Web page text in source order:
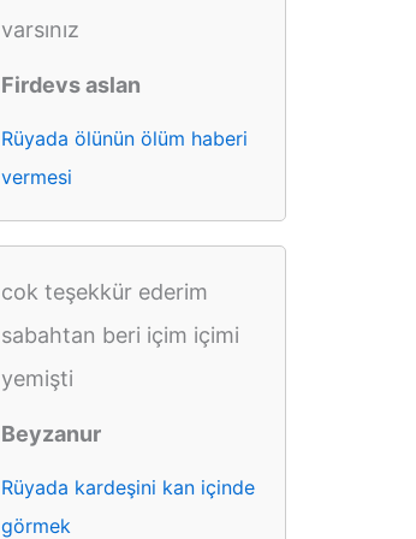
varsınız
Firdevs aslan
Rüyada ölünün ölüm haberi
vermesi
cok teşekkür ederim
sabahtan beri içim içimi
yemişti
Beyzanur
Rüyada kardeşini kan içinde
görmek